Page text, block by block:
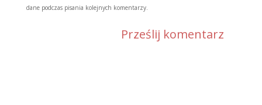
dane podczas pisania kolejnych komentarzy.